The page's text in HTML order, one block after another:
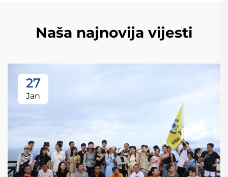
Naša najnovija vijesti
27
Jan